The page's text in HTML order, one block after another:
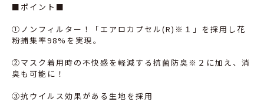
■ポイント■
①ノンフィルター！「エアロカプセル(R)※１」を採用し花
粉捕集率98%を実現。
②マスク着用時の不快感を軽減する抗菌防臭※２に加え、消
臭も可能に！
③抗ウイルス効果がある生地を採用